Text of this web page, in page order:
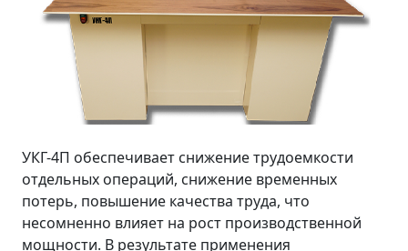
УКГ-4П обеспечивает снижение трудоемкости
отдельных операций, снижение временных
потерь, повышение качества труда, что
несомненно влияет на рост производственной
мощности. В результате применения